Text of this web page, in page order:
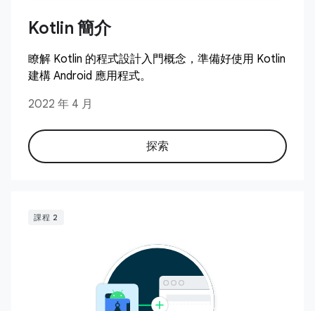
Kotlin 簡介
瞭解 Kotlin 的程式設計入門概念，準備好使用 Kotlin
建構 Android 應用程式。
2022 年 4 月
探索
課程 2